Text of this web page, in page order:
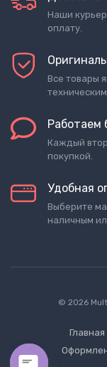
Наши
оплату.
Все товары
Работаем
Каждый
покупкой.
Удобная
Выберите
наличным
© 2026
Главная